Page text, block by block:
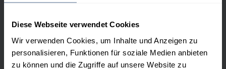
Diese Webseite verwendet Cookies
Wir verwenden Cookies, um Inhalte und Anzeigen zu
personalisieren, Funktionen für soziale Medien anbieten
zu können und die Zugriffe auf unsere Website zu